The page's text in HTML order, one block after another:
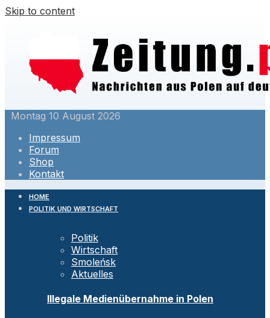
Skip to content
Montag 10 August 2026
Impressum
Forum
Shop
Kontakt
HOME
POLITIK UND WIRTSCHAFT
Politik
Wirtschaft
Smoleńsk
Aktuelles
Illegale Medienübernahme in Polen